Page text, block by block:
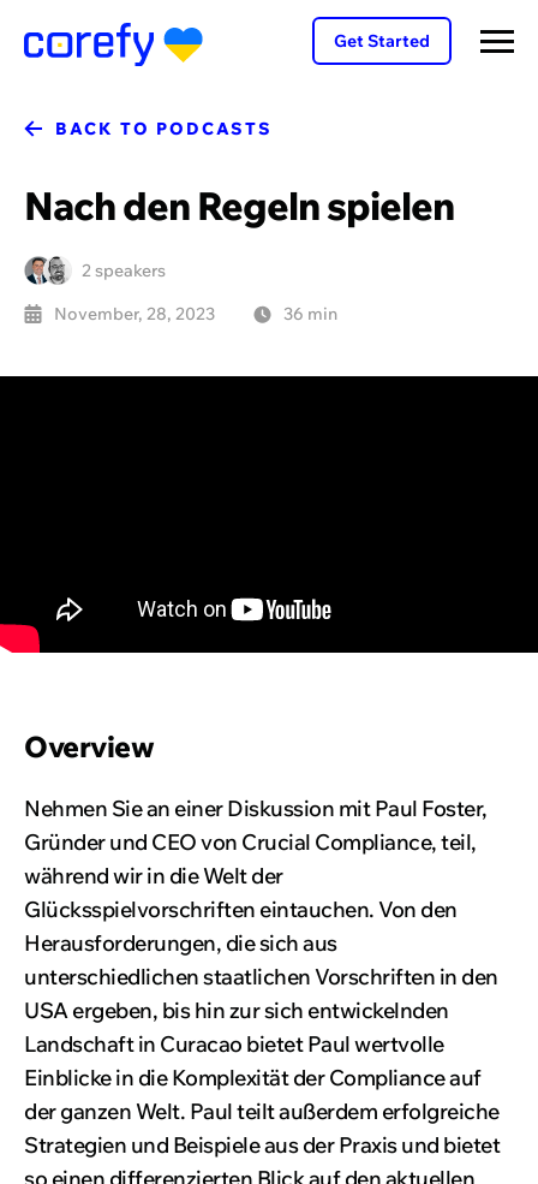
Get Started
BACK TO PODCASTS
Nach den Regeln spielen
2 speakers
November, 28, 2023
36 min
Overview
Nehmen Sie an einer Diskussion mit Paul Foster,
Gründer und CEO von Crucial Compliance, teil,
während wir in die Welt der
Glücksspielvorschriften eintauchen. Von den
Herausforderungen, die sich aus
unterschiedlichen staatlichen Vorschriften in den
USA ergeben, bis hin zur sich entwickelnden
Landschaft in Curacao bietet Paul wertvolle
Einblicke in die Komplexität der Compliance auf
der ganzen Welt. Paul teilt außerdem erfolgreiche
Strategien und Beispiele aus der Praxis und bietet
so einen differenzierten Blick auf den aktuellen